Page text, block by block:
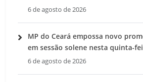
6 de agosto de 2026
MP do Ceará empossa novo
em sessão solene nesta quinta-
6 de agosto de 2026